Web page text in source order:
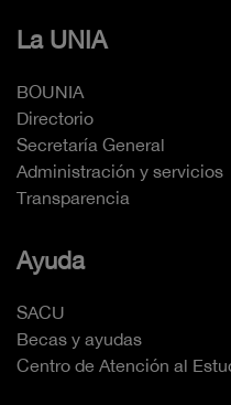
La UNIA
BOUNIA
Directorio
Secretaría General
Administración y servicios
Transparencia
Ayuda
SACU
Becas y ayudas
Centro de Atención al